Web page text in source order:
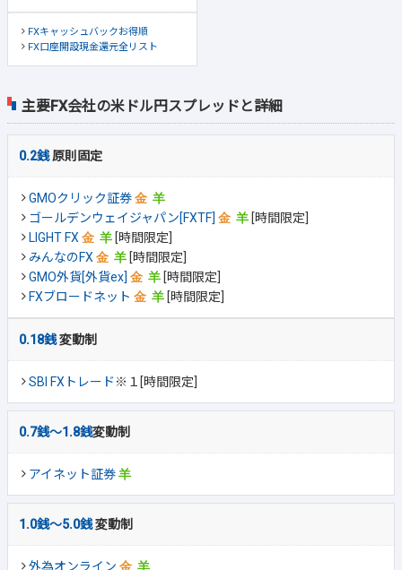
主要FX会社の米ドル円スプレッドと詳細
0.2銭原則固定
GMOクリック証券
ゴールデンウェイジャパン[FXTF]
[時間限定]
LIGHT FX
[時間限定]
みんなのFX
[時間限定]
GMO外貨[外貨ex]
[時間限定]
FXブロードネット
[時間限定]
0.18銭変動制
SBI FXトレード※１[時間限定]
0.7銭～1.8銭変動制
アイネット証券
1.0銭～5.0銭変動制
外為オンライン
FXキャッシュバックお得順
FX口座開設現金還元全リスト